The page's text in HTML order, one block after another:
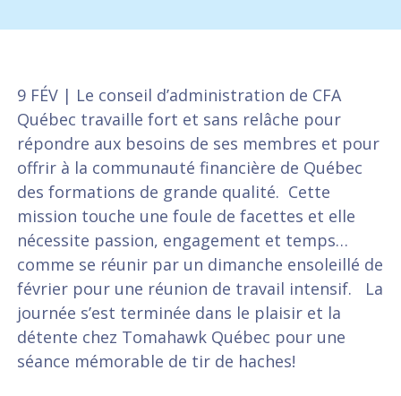
9 FÉV | Le conseil d’administration de CFA
Québec travaille fort et sans relâche pour
répondre aux besoins de ses membres et pour
offrir à la communauté financière de Québec
des formations de grande qualité. Cette
mission touche une foule de facettes et elle
nécessite passion, engagement et temps…
comme se réunir par un dimanche ensoleillé de
février pour une réunion de travail intensif. La
journée s’est terminée dans le plaisir et la
détente chez Tomahawk Québec pour une
séance mémorable de tir de haches!